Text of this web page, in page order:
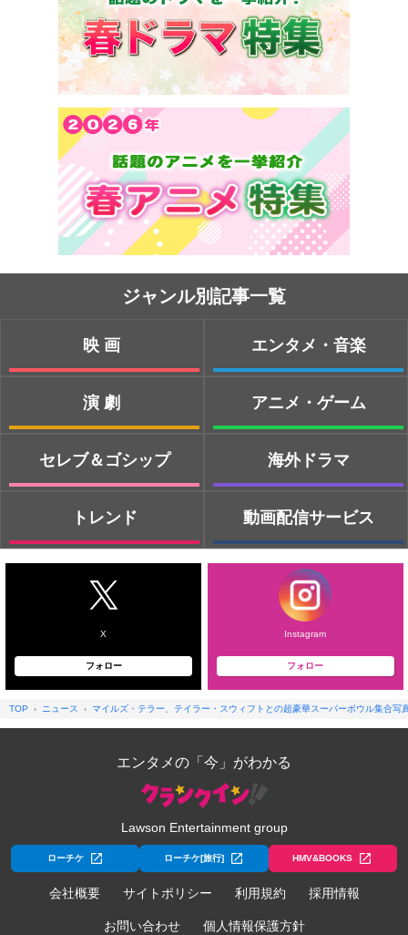
ジャンル別記事一覧
映画
演劇
セレブ＆ゴシップ
トレンド
エンタメ・音楽
アニメ・ゲーム
海外ドラマ
動画配信サービス
X
フォロー
Instagram
フォロー
TOP ニュース マイルズ・テラー、テイラー・スウィフトとの超豪華スーパーボウル集合写
エンタメの「今」がわかる
Lawson Entertainment group
ローチケ ローチケ[旅行] HMV&BOOKS
会社概要 サイトポリシー 利用規約 採用情報
お問い合わせ 個人情報保護方針